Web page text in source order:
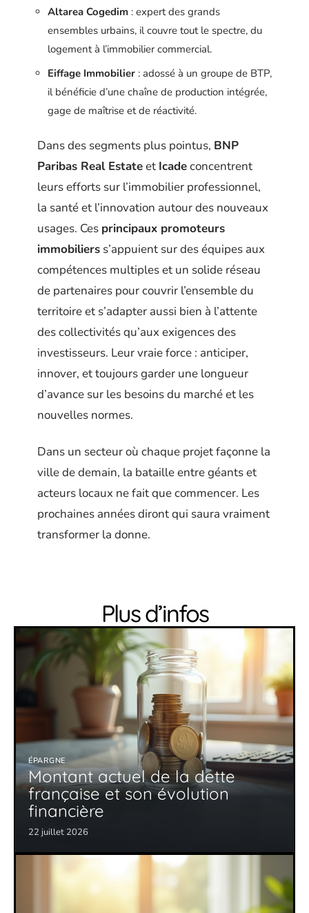
Altarea Cogedim : expert des grands
ensembles urbains, il couvre tout le spectre, du
logement à l’immobilier commercial.
Eiffage Immobilier : adossé à un groupe de BTP,
il bénéficie d’une chaîne de production intégrée,
gage de maîtrise et de réactivité.
Dans des segments plus pointus, BNP
Paribas Real Estateet Icadeconcentrent
leurs efforts sur l’immobilier professionnel,
la santé et l’innovation autour des nouveaux
usages. Ces principaux promoteurs
immobiliers s’appuient sur des équipes aux
compétences multiples et un solide réseau
de partenaires pour couvrir l’ensemble du
territoire et s’adapter aussi bien à l’attente
des collectivités qu’aux exigences des
investisseurs. Leur vraie force : anticiper,
innover, et toujours garder une longueur
d’avance sur les besoins du marché et les
nouvelles normes.
Dans un secteur où chaque projet façonne la
ville de demain, la bataille entre géants et
acteurs locaux ne fait que commencer. Les
prochaines années diront qui saura vraiment
transformer la donne.
Plus d’infos
ÉPARGNE
Montant actuel de la dette
française et son évolution
financière
22 juillet 2026